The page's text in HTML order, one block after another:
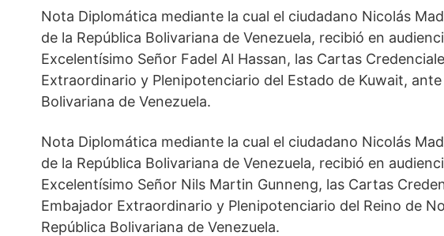
Nota Diplomática mediante la cual el ciudadano Nicolás
de la República Bolivariana de Venezuela, recibió en
Excelentísimo Señor Fadel Al Hassan, las Cartas
Extraordinario y Plenipotenciario del Estado de Kuwait,
Bolivariana de Venezuela.
Nota Diplomática mediante la cual el ciudadano Nicolás
de la República Bolivariana de Venezuela, recibió en
Excelentísimo Señor Nils Martin Gunneng, las Cartas
Embajador Extraordinario y Plenipotenciario del Reino de
República Bolivariana de Venezuela.